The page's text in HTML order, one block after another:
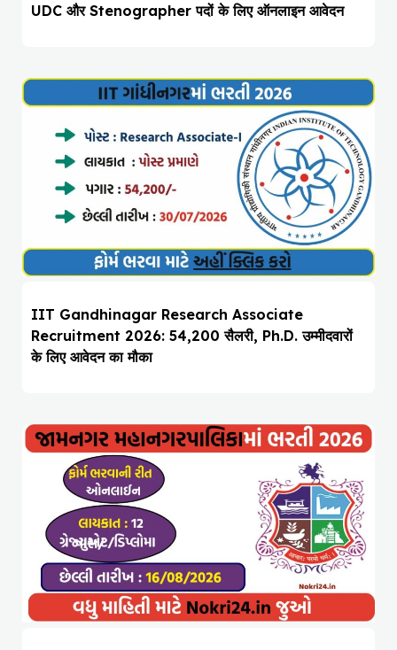
UDC और Stenographer पदों के लिए ऑनलाइन आवेदन
IIT Gandhinagar Research Associate
Recruitment 2026: ₹54,200 सैलरी, Ph.D. उम्मीदवारों
के लिए आवेदन का मौका